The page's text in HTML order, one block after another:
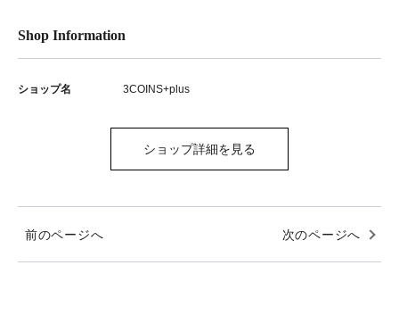
Shop Information
ショップ名 3COINS+plus
ショップ詳細を見る
前のページへ 次のページへ